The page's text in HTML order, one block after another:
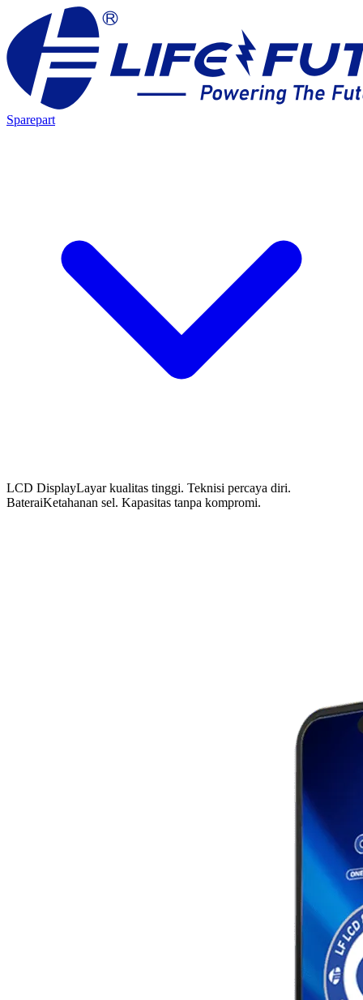
Sparepart
LCD DisplayLayar kualitas tinggi. Teknisi percaya diri.
BateraiKetahanan sel. Kapasitas tanpa kompromi.